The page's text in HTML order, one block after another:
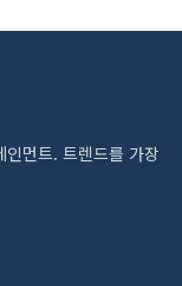
먼트. 트렌드를 가장